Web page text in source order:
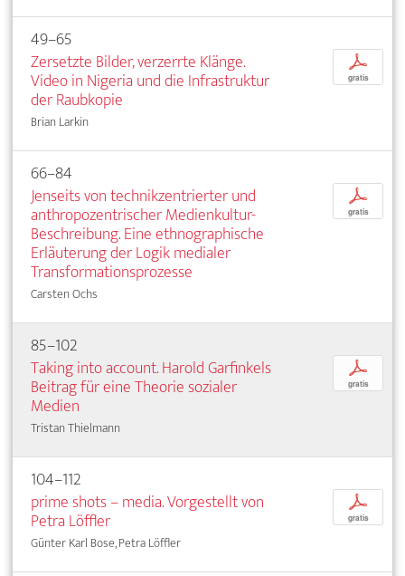
49–65
Zersetzte Bilder, verzerrte Klänge.
Video in Nigeria und die Infrastruktur
der Raubkopie
Brian Larkin
p
gratis
66–84
Jenseits von technikzentrierter und
anthropozentrischer Medienkultur-
Beschreibung. Eine ethnographische
Erläuterung der Logik medialer
Transformationsprozesse
Carsten Ochs
p
gratis
85–102
Taking into account. Harold Garfinkels
Beitrag für eine Theorie sozialer
Medien
Tristan Thielmann
p
gratis
104–112
prime shots – media. Vorgestellt von
Petra Löffler
Günter Karl Bose, Petra Löffler
p
gratis